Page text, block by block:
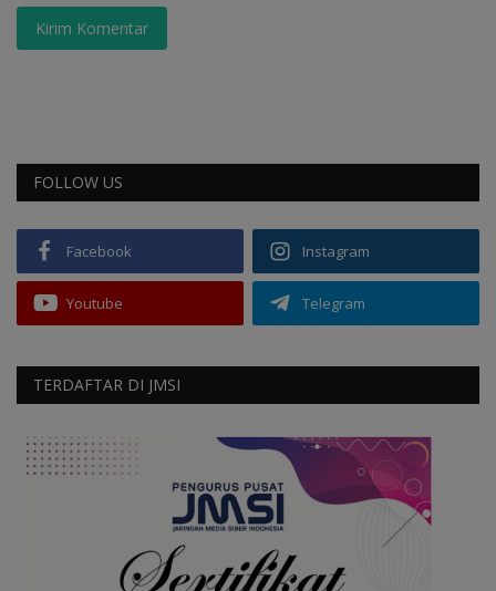
Kirim Komentar
FOLLOW US
Facebook Instagram
Youtube Telegram
TERDAFTAR DI JMSI